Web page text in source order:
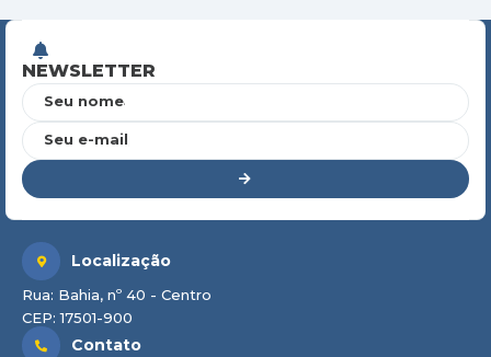
NEWSLETTER
Seu nome
Seu e-mail
Localização
Rua: Bahia, nº 40 - Centro
CEP: 17501-900
Contato